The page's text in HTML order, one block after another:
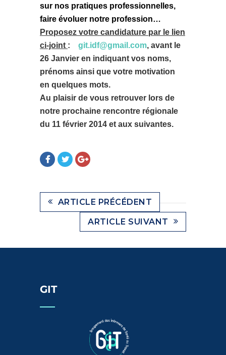
sur nos pratiques professionnelles,
faire évoluer notre profession…
Proposez votre candidature par le lien
ci-joint : git.idf@gmail.com, avant le
26 Janvier en indiquant vos noms,
prénoms ainsi que votre motivation
en quelques mots.
Au plaisir de vous retrouver lors de
notre prochaine rencontre régionale
du 11 février 2014 et aux suivantes.
ARTICLE PRÉCÉDENT
ARTICLE SUIVANT
GIT